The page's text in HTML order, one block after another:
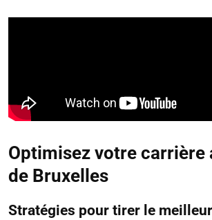
Optimisez votre carrière
de Bruxelles
Stratégies pour tirer le